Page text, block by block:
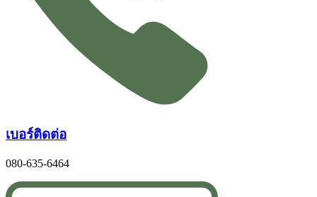
เบอร์ติดต่อ
080-635-6464